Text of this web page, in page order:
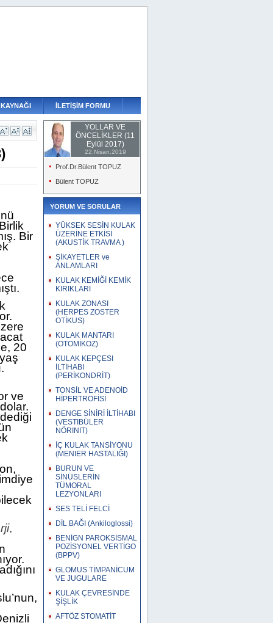
İLETİŞİM FORMU
Bir
20
ve
,
YOLLAR VE
ÖNCELİKLER (11
Eylül 2017)
22.Nisan.2019
Prof.Dr.Bülent TOPUZ
Bülent TOPUZ
YORUM VE SORULAR
YÜKSEK SESİN KULAK
ÜZERİNE ETKİSİ
(AKUSTİK TRAVMA )
ŞİKAYETLER ve
ANLAMLARI
KULAK KEMİĞİ KEMİK
KIRIKLARI
KULAK ZONASI
(HERPES ZOSTER
OTİKUS)
KULAK MANTARI
(OTOMİKOZ)
KULAK KEPÇESI
İLTİHABI
(PERİKONDRİT)
TONSİL VE ADENOİD
HİPERTROFİSİ
DENGE SİNİRİ İLTİHABI
(VESTIBÜLER
NÖRINIT)
İÇ KULAK TANSİYONU
(MENIER HASTALIĞI)
BURUN VE
SİNÜSLERİN
TÜMORAL
LEZYONLARI
SES TELİ FELCİ
DİL BAĞI (Ankiloglossi)
BENİGN PAROKSİSMAL
POZİSYONEL VERTİGO
(BPPV)
GLOMUS TİMPANİCUM
VE JUGULARE
KULAK ÇEVRESİNDE
ŞİŞLİK
AFTÖZ STOMATİT